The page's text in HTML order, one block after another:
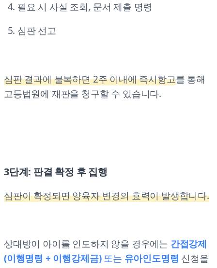
필요 시 사실 조회, 문서 제출 명령
심판 선고
심판 결과에 불복하면 2주 이내에 즉시항고를 통해
고등법원에 재판을 청구할 수 있습니다.
3단계: 판결 확정 후 집행
심판이 확정되면 양육자 변경의 효력이 발생합니다.
상대방이 아이를 인도하지 않을 경우에는 간접강제
(이행명령 + 이행강제금)또는 유아인도명령 신청을